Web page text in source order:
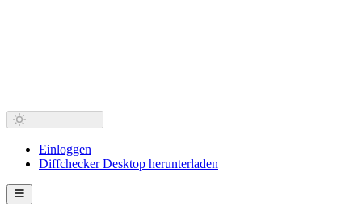
Einloggen
Diffchecker Desktop herunterladen